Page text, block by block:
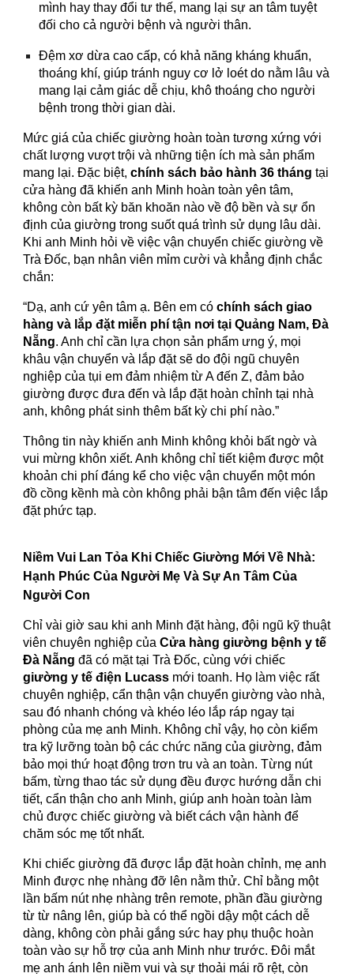
mình hay thay đổi tư thế, mang lại sự an tâm tuyệt
đối cho cả người bệnh và người thân.
Đệm xơ dừa cao cấp, có khả năng kháng khuẩn,
thoáng khí, giúp tránh nguy cơ lở loét do nằm lâu và
mang lại cảm giác dễ chịu, khô thoáng cho người
bệnh trong thời gian dài.
Mức giá của chiếc giường hoàn toàn tương xứng với
chất lượng vượt trội và những tiện ích mà sản phẩm
mang lại. Đặc biệt,chính sách bảo hành 36 tháng tại
cửa hàng đã khiến anh Minh hoàn toàn yên tâm,
không còn bất kỳ băn khoăn nào về độ bền và sự ổn
định của giường trong suốt quá trình sử dụng lâu dài.
Khi anh Minh hỏi về việc vận chuyển chiếc giường về
Trà Đốc, bạn nhân viên mỉm cười và khẳng định chắc
chắn:
“Dạ, anh cứ yên tâm ạ. Bên em cóchính sách giao
hàng và lắp đặt miễn phí tận nơi tại Quảng Nam, Đà
Nẵng. Anh chỉ cần lựa chọn sản phẩm ưng ý, mọi
khâu vận chuyển và lắp đặt sẽ do đội ngũ chuyên
nghiệp của tụi em đảm nhiệm từ A đến Z, đảm bảo
giường được đưa đến và lắp đặt hoàn chỉnh tại nhà
anh, không phát sinh thêm bất kỳ chi phí nào.”
Thông tin này khiến anh Minh không khỏi bất ngờ và
vui mừng khôn xiết. Anh không chỉ tiết kiệm được một
khoản chi phí đáng kể cho việc vận chuyển một món
đồ cồng kềnh mà còn không phải bận tâm đến việc lắp
đặt phức tạp.
Niềm Vui Lan Tỏa Khi Chiếc Giường Mới Về Nhà:
Hạnh Phúc Của Người Mẹ Và Sự An Tâm Của
Người Con
Chỉ vài giờ sau khi anh Minh đặt hàng, đội ngũ kỹ thuật
viên chuyên nghiệp củaCửa hàng giường bệnh y tế
Đà Nẵng đã có mặt tại Trà Đốc, cùng với chiếc
giường y tế điện Lucass mới toanh. Họ làm việc rất
chuyên nghiệp, cẩn thận vận chuyển giường vào nhà,
sau đó nhanh chóng và khéo léo lắp ráp ngay tại
phòng của mẹ anh Minh. Không chỉ vậy, họ còn kiểm
tra kỹ lưỡng toàn bộ các chức năng của giường, đảm
bảo mọi thứ hoạt động trơn tru và an toàn. Từng nút
bấm, từng thao tác sử dụng đều được hướng dẫn chi
tiết, cẩn thận cho anh Minh, giúp anh hoàn toàn làm
chủ được chiếc giường và biết cách vận hành để
chăm sóc mẹ tốt nhất.
Khi chiếc giường đã được lắp đặt hoàn chỉnh, mẹ anh
Minh được nhẹ nhàng đỡ lên nằm thử. Chỉ bằng một
lần bấm nút nhẹ nhàng trên remote, phần đầu giường
từ từ nâng lên, giúp bà có thể ngồi dậy một cách dễ
dàng, không còn phải gắng sức hay phụ thuộc hoàn
toàn vào sự hỗ trợ của anh Minh như trước. Đôi mắt
mẹ anh ánh lên niềm vui và sự thoải mái rõ rệt, còn